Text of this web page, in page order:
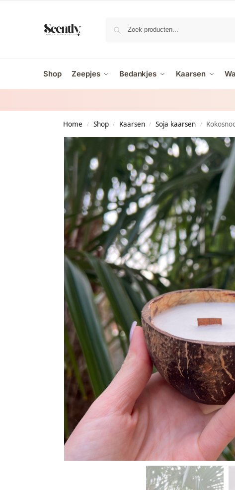
Shop Zeepjes Bedankjes Kaarsen
Home / Shop / Kaarsen / Soja kaarsen /